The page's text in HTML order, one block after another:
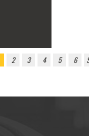
2 3 4 5 6